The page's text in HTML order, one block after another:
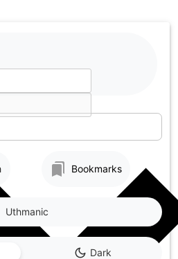
Bookmarks
Dark
Uthmanic